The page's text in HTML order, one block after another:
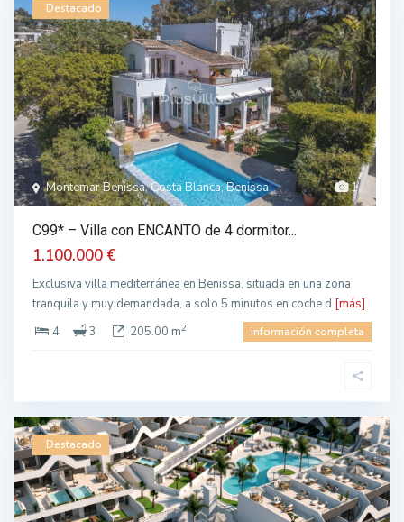
1
Montemar Benissa, Costa Blanca, Benissa
Destacado
C99* – Villa con ENCANTO de 4 dormitor...
1.100.000 €
Exclusiva villa mediterránea en Benissa, situada en una zona
tranquila y muy demandada, a solo 5 minutos en coche d [más]
4
3 205.00 m2 información completa
Destacado